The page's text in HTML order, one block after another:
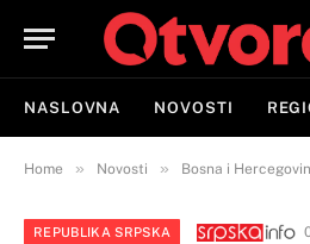
NASLOVNA NOVOSTI
Home » Novosti » Bosna i
REPUBLIKA SRPSKA